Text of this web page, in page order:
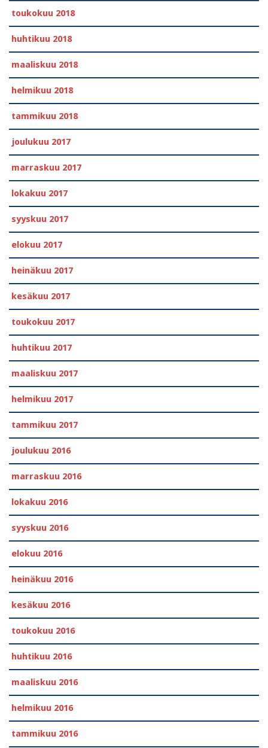
toukokuu 2018
huhtikuu 2018
maaliskuu 2018
helmikuu 2018
tammikuu 2018
joulukuu 2017
marraskuu 2017
lokakuu 2017
syyskuu 2017
elokuu 2017
heinäkuu 2017
kesäkuu 2017
toukokuu 2017
huhtikuu 2017
maaliskuu 2017
helmikuu 2017
tammikuu 2017
joulukuu 2016
marraskuu 2016
lokakuu 2016
syyskuu 2016
elokuu 2016
heinäkuu 2016
kesäkuu 2016
toukokuu 2016
huhtikuu 2016
maaliskuu 2016
helmikuu 2016
tammikuu 2016